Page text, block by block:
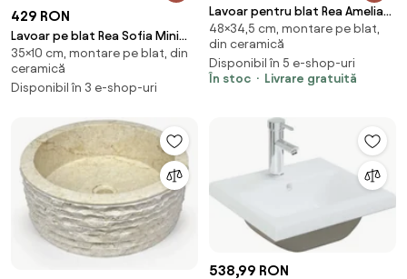
429 RON
Lavoar pe blat Rea Sofia Mini
oval 35 cm Grigio gri-lucios
35×10 cm, montare pe blat, din
ceramică
Disponibil în 3 e-shop-uri
Lavoar pentru blat Rea Amelia
Ruststone 48
48×34,5 cm, montare pe blat,
din ceramică
Disponibil în 5 e-shop-uri
În stoc
Livrare gratuită
538,99 RON